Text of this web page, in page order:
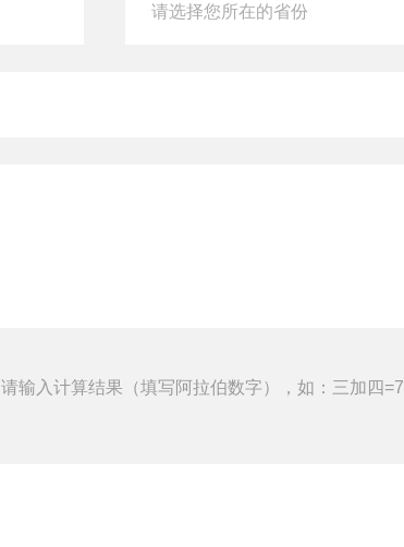
请输入计算结果（填写阿拉伯数字），如：三加四=7